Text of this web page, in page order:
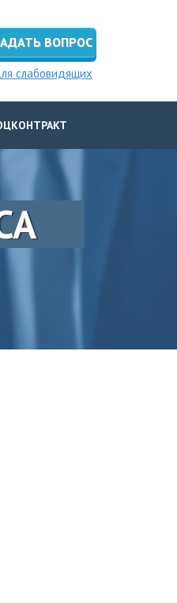
ВОПРОС
слабовидящих